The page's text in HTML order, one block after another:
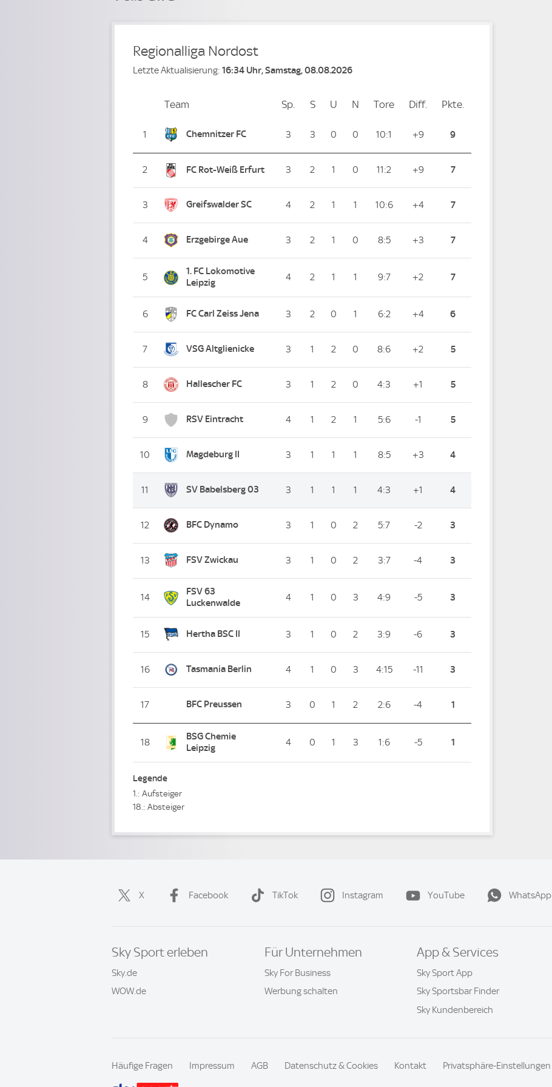
Regionalliga Nordost
Letzte Aktualisierung: 16:34 Uhr, Samstag, 08.08.2026
PlatzTeam Sp. Spiele
SSiege
U Unentschieden
N Niederlagen
Tore ToreDiff. Differenz
Pkte.
1 Chemnitzer FC 3 3 0 0 10:1 +9 9
2 FC Rot-Weiß Erfurt 3 2 1 0 11:2 +9 7
3 Greifswalder SC 4 2 1 1 10:6 +4 7
4 Erzgebirge Aue 3 2 1 0 8:5 +3 7
5
1. FC Lokomotive
Leipzig
4 2 1 1 9:7 +2 7
6 FC Carl Zeiss Jena 3 2 0 1 6:2 +4 6
7 VSG Altglienicke 3 1 2 0 8:6 +2 5
8 Hallescher FC 3 1 2 0 4:3 +1 5
9 RSV Eintracht 4 1 2 1 5:6 -1 5
10 Magdeburg II 3 1 1 1 8:5 +3 4
11 SV Babelsberg 03 3 1 1 1 4:3 +1 4
12 BFC Dynamo 3 1 0 2 5:7 -2 3
13 FSV Zwickau 3 1 0 2 3:7 -4 3
14
FSV 63
Luckenwalde
4 1 0 3 4:9 -5 3
15 Hertha BSC II 3 1 0 2 3:9 -6 3
16 Tasmania Berlin 4 1 0 3 4:15 -11 3
17 BFC Preussen 3 0 1 2 2:6 -4 1
18
BSG Chemie
Leipzig
4 0 1 3 1:6 -5 1
Legende
1.: Aufsteiger
18.: Absteiger
X Facebook TikTok Instagram YouTube WhatsApp
Sky Sport erleben
Sky.de
WOW.de
Für Unternehmen
Sky For Business
Werbung schalten
App & Services
Sky Sport App
Sky Sportsbar Finder
Sky Kundenbereich
Häufige Fragen Impressum AGB Datenschutz & Cookies Kontakt Privatsphäre-Einstellungen